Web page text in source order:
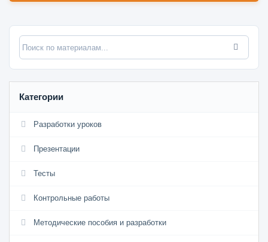
Категории
Разработки уроков
Презентации
Тесты
Контрольные работы
Методические пособия и разработки